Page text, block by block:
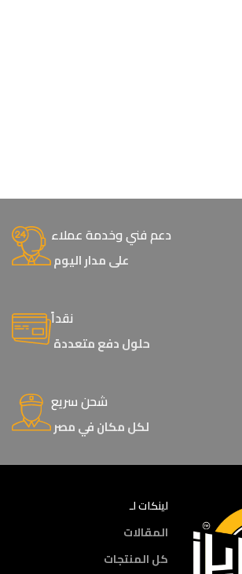
دعم فني وخدمة عملاء
على مدار اليوم
نقداً
حلول دفع متعددة
شحن سريع
لكل مكان في مصر
لينكات لـ
المقالات
كل المنتجات